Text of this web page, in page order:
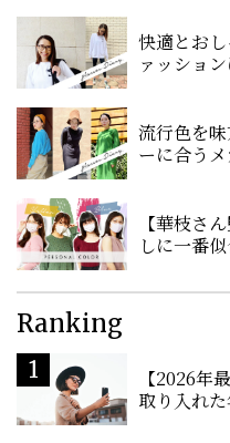
快適とお
ァッショ
流行色を
ーに合う
【華枝さ
しに一番
Ranking
【2026年
取り入れ